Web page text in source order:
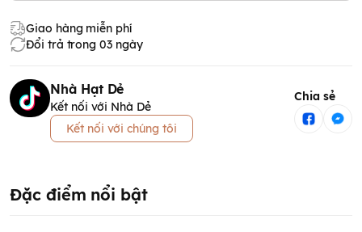
Giao hàng miễn phí
Đổi trả trong 03 ngày
Nhà Hạt Dẻ
Kết nối với Nhà Dẻ
Kết nối với chúng tôi
Chia sẻ
Đặc điểm nổi bật